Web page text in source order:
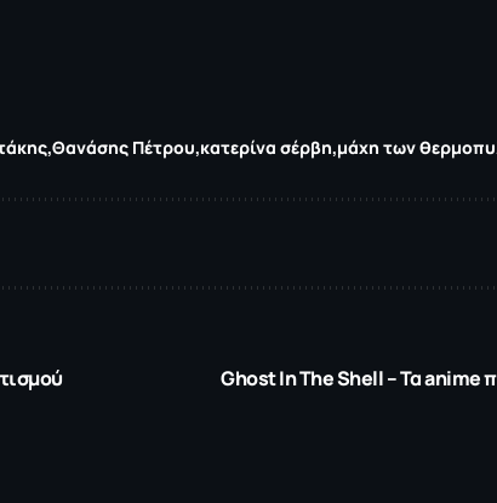
Θανάσης Πέτρου κατερίνα σέρβη μάχη των
Ghost In The Shell – Τα anime